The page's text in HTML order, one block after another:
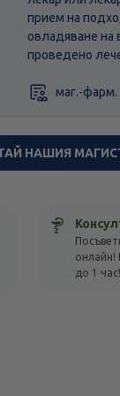
прием на
овладяване на
проведено
маг.-фарм.
НАШИЯ
онлайн!
до 1 час!